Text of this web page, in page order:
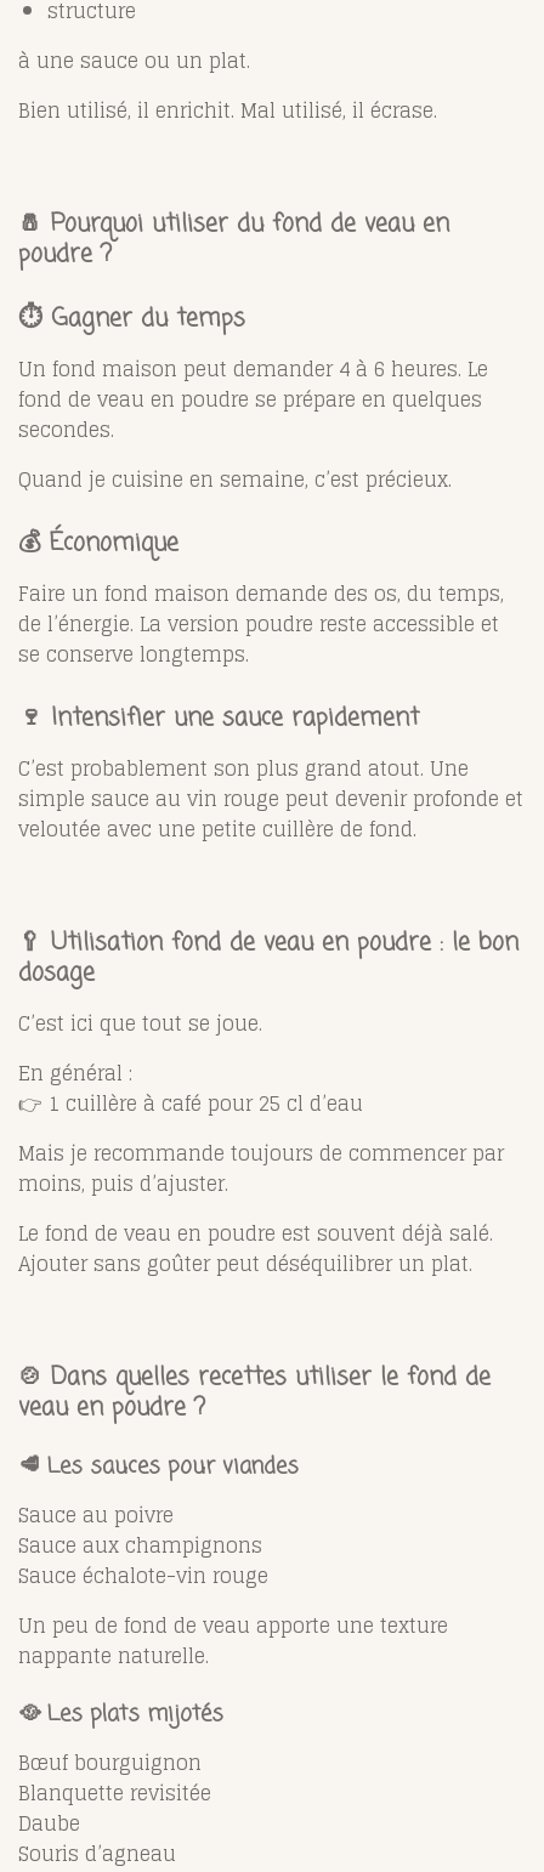
structure
à une sauce ou un plat.
Bien utilisé, il enrichit. Mal utilisé, il écrase.
🧂 Pourquoi utiliser du fond de veau en
poudre ?
⏱️ Gagner du temps
Un fond maison peut demander 4 à 6 heures. Le
fond de veau en poudre se prépare en quelques
secondes.
Quand je cuisine en semaine, c’est précieux.
💰 Économique
Faire un fond maison demande des os, du temps,
de l’énergie. La version poudre reste accessible et
se conserve longtemps.
🍷 Intensifier une sauce rapidement
C’est probablement son plus grand atout. Une
simple sauce au vin rouge peut devenir profonde et
veloutée avec une petite cuillère de fond.
🥄 Utilisation fond de veau en poudre : le bon
dosage
C’est ici que tout se joue.
En général :
👉 1 cuillère à café pour 25 cl d’eau
Mais je recommande toujours de commencer par
moins, puis d’ajuster.
Le fond de veau en poudre est souvent déjà salé.
Ajouter sans goûter peut déséquilibrer un plat.
🍲 Dans quelles recettes utiliser le fond de
veau en poudre ?
🥩 Les sauces pour viandes
Sauce au poivre
Sauce aux champignons
Sauce échalote-vin rouge
Un peu de fond de veau apporte une texture
nappante naturelle.
🥘 Les plats mijotés
Bœuf bourguignon
Blanquette revisitée
Daube
Souris d’agneau